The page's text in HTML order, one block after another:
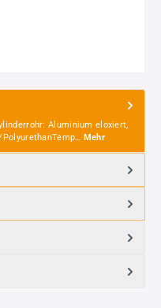
Aluminium eloxiert,
Mehr